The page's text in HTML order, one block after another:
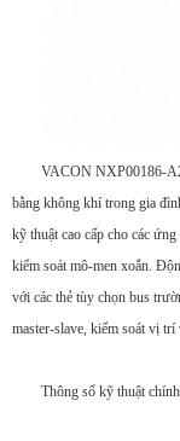
VACON NXP00186-
bằng không khí trong gia
kỹ thuật cao cấp cho các
kiểm soát mô-men xoắn.
với các thẻ tùy chọn bus
master-slave, kiểm soát vị trí
Thông số kỹ thuật chính